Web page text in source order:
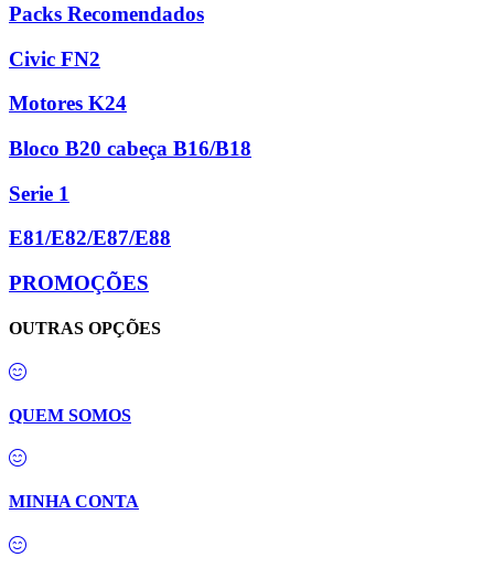
Packs Recomendados
Civic FN2
Motores K24
Bloco B20 cabeça B16/B18
Serie 1
E81/E82/E87/E88
PROMOÇÕES
OUTRAS OPÇÕES
QUEM SOMOS
MINHA CONTA